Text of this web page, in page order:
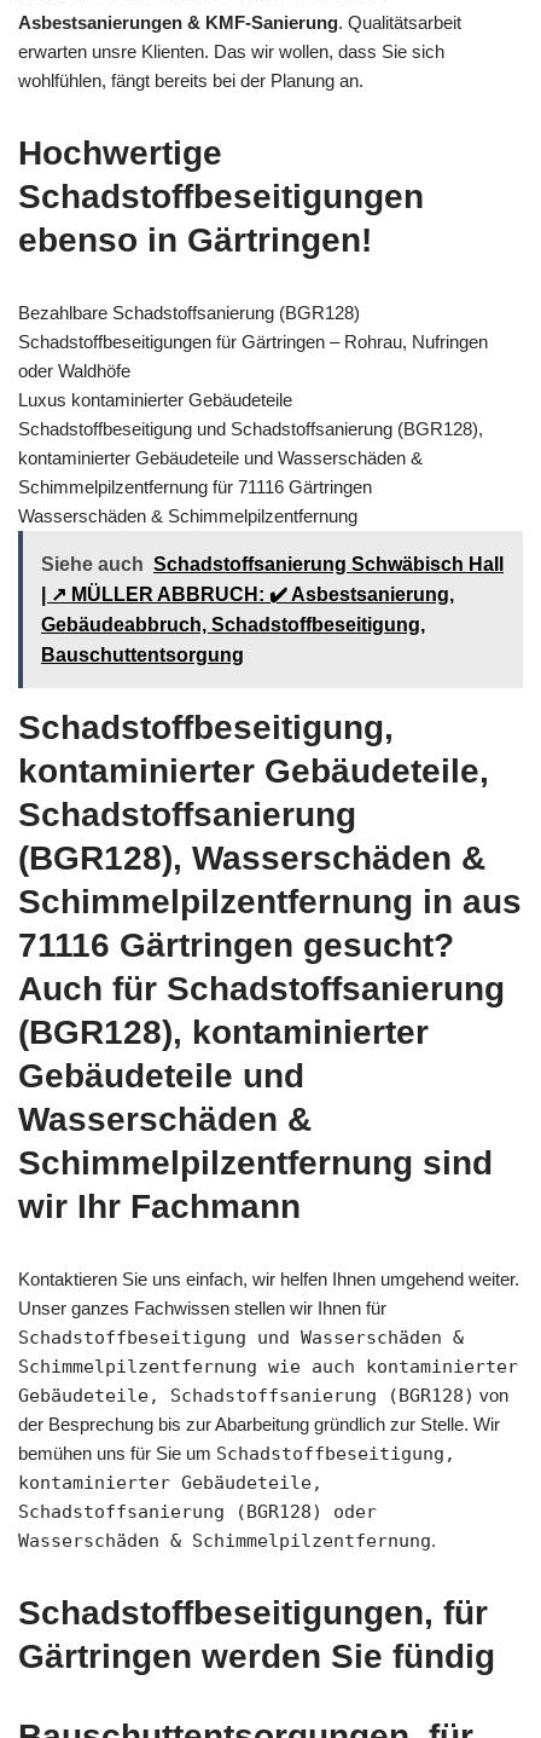
Asbestsanierungen & KMF-Sanierung. Qualitätsarbeit
erwarten unsre Klienten. Das wir wollen, dass Sie sich
wohlfühlen, fängt bereits bei der Planung an.
Hochwertige
Schadstoffbeseitigungen
ebenso in Gärtringen!
Bezahlbare Schadstoffsanierung (BGR128)
Schadstoffbeseitigungen für Gärtringen – Rohrau, Nufringen
oder Waldhöfe
Luxus kontaminierter Gebäudeteile
Schadstoffbeseitigung und Schadstoffsanierung (BGR128),
kontaminierter Gebäudeteile und Wasserschäden &
Schimmelpilzentfernung für 71116 Gärtringen
Wasserschäden & Schimmelpilzentfernung
Siehe auch Schadstoffsanierung Schwäbisch Hall
| ↗️ MÜLLER ABBRUCH: ✔️ Asbestsanierung,
Gebäudeabbruch, Schadstoffbeseitigung,
Bauschuttentsorgung
Schadstoffbeseitigung,
kontaminierter Gebäudeteile,
Schadstoffsanierung
(BGR128), Wasserschäden &
Schimmelpilzentfernung in aus
71116 Gärtringen gesucht?
Auch für Schadstoffsanierung
(BGR128), kontaminierter
Gebäudeteile und
Wasserschäden &
Schimmelpilzentfernung sind
wir Ihr Fachmann
Kontaktieren Sie uns einfach, wir helfen Ihnen umgehend weiter.
Unser ganzes Fachwissen stellen wir Ihnen für
Schadstoffbeseitigung und Wasserschäden &
Schimmelpilzentfernung wie auch kontaminierter
Gebäudeteile, Schadstoffsanierung (BGR128) von
der Besprechung bis zur Abarbeitung gründlich zur Stelle. Wir
bemühen uns für Sie um Schadstoffbeseitigung,
kontaminierter Gebäudeteile,
Schadstoffsanierung (BGR128) oder
Wasserschäden & Schimmelpilzentfernung.
Schadstoffbeseitigungen, für
Gärtringen werden Sie fündig